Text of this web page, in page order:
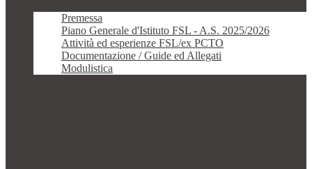
Premessa
Piano Generale d'Istituto FSL - A.S. 2025/2026
Attività ed esperienze FSL/ex PCTO
Documentazione / Guide ed Allegati
Modulistica